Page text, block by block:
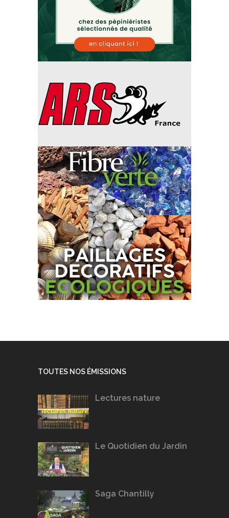
TOUTES NOS ÉMISSIONS
Lectures nature
Le Quotidien du Jardin
Saga Chantilly